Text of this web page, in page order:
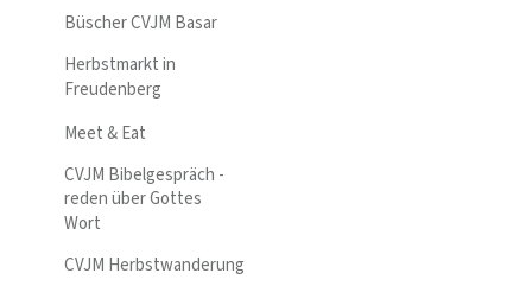
Büscher CVJM Basar
Herbstmarkt in
Freudenberg
Meet & Eat
CVJM Bibelgespräch -
reden über Gottes
Wort
CVJM Herbstwanderung